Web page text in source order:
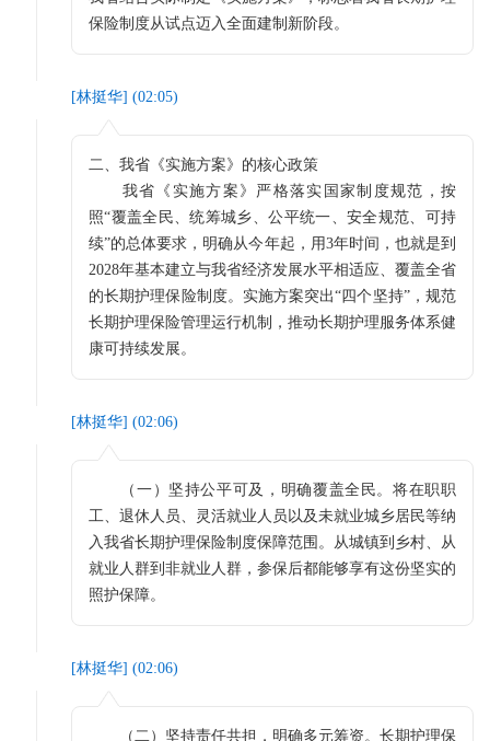
保险制度从试点迈入全面建制新阶段。
[林挺华] (02:05)
二、我省《实施方案》的核心政策
我省《实施方案》严格落实国家制度规范，按
照“覆盖全民、统筹城乡、公平统一、安全规范、可持
续”的总体要求，明确从今年起，用3年时间，也就是到
2028年基本建立与我省经济发展水平相适应、覆盖全省
的长期护理保险制度。实施方案突出“四个坚持”，规范
长期护理保险管理运行机制，推动长期护理服务体系健
康可持续发展。
[林挺华] (02:06)
（一）坚持公平可及，明确覆盖全民。将在职职
工、退休人员、灵活就业人员以及未就业城乡居民等纳
入我省长期护理保险制度保障范围。从城镇到乡村、从
就业人群到非就业人群，参保后都能够享有这份坚实的
照护保障。
[林挺华] (02:06)
（二）坚持责任共担，明确多元筹资。长期护理保